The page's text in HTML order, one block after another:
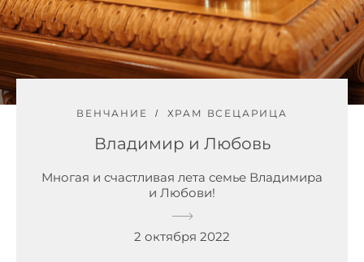
ВЕНЧАНИЕ ХРАМ ВСЕЦАРИЦА
Владимир и Любовь
Многая и счастливая лета семье Владимира
и Любови!
2 октября 2022